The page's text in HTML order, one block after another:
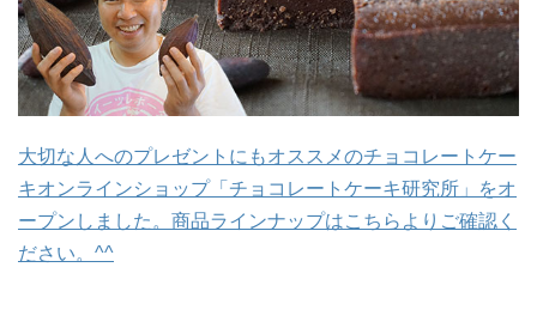
大切な人へのプレゼントにもオススメのチョコレートケー
キオンラインショップ「チョコレートケーキ研究所」をオ
ープンしました。商品ラインナップはこちらよりご確認く
ださい。^^